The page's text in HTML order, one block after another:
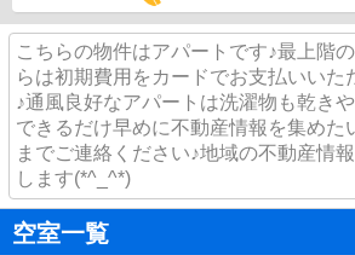
こちらの物件はアパートです♪最上階
らは初期費用をカードでお支払いいた
♪通風良好なアパートは洗濯物も乾き
できるだけ早めに不動産情報を集めた
までご連絡ください♪地域の不動産情
します(*^_^*)
空室一覧